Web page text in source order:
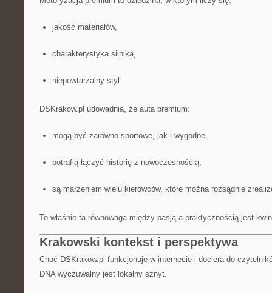
jakość materiałów,
charakterystyka silnika,
niepowtarzalny styl.
DSKrakow.pl udowadnia, że auta premium:
mogą być zarówno sportowe, jak i wygodne,
potrafią łączyć historię z nowoczesnością,
są marzeniem wielu kierowców, które można rozsądnie
To właśnie ta równowaga między pasją a praktycznością jest
Krakowski kontekst i perspektywa
Choć DSKrakow.pl funkcjonuje w internecie i dociera do
DNA wyczuwalny jest lokalny sznyt.